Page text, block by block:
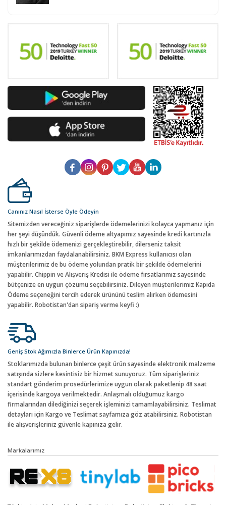
Canınız Nasıl İsterse Öyle Ödeyin
Sitemizden vereceğiniz siparişlerde ödemelerinizi kolayca yapmanız için
her şeyi düşündük. Güvenli ödeme altyapımız sayesinde kredi kartınızla
hızlı bir şekilde ödemenizi gerçekleştirebilir, dilerseniz taksit
imkanlarımızdan faydalanabilirsiniz. BKM Express kullanıcısı olan
müşterilerimiz de bu ödeme yolundan pratik bir şekilde ödemelerini
yapabilir. Chippin ve Alışveriş Kredisi ile ödeme fırsatlarımız sayesinde
bütçenize en uygun çözümü seçebilirsiniz. Dileyen müşterilerimiz Kapıda
Ödeme seçeneğini tercih ederek ürününü teslim alırken ödemesini
yapabilir. Robotistan'dan sipariş verme keyfi :)
Geniş Stok Ağımızla Binlerce Ürün Kapınızda!
Stoklarımızda bulunan binlerce çeşit ürün sayesinde elektronik malzeme
satışında sizlere kesintisiz bir hizmet sunuyoruz. Tüm siparişleriniz
standart gönderim prosedürlerimize uygun olarak paketlenip 48 saat
içerisinde kargoya verilmektedir. Anlaşmalı olduğumuz kargo
firmalarından dilediğinizi seçerek işleminizi tamamlayabilirsiniz. Teslimat
detayları için Kargo ve Teslimat sayfamıza göz atabilirsiniz. Robotistan
ile alışverişleriniz güvenle kapınıza gelir.
Markalarımız